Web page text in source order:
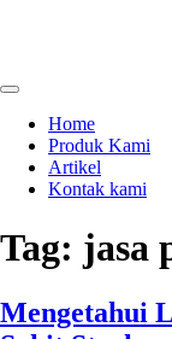
Home
Produk Kami
Artikel
Kontak kami
Tag: jasa
Mengetahui